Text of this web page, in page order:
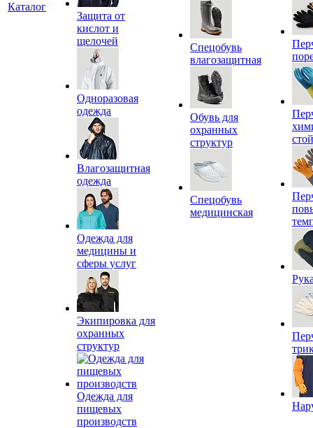
Каталог
Защита от
кислот и
щелочей
Одноразовая
одежда
Влагозащитная
одежда
Одежда для
медицины и
сферы услуг
Экипировка для
охранных
структур
Одежда для
пищевых
производств
Спецобувь
влагозащитная
Обувь для
охранных
структур
Спецобувь
медицинская